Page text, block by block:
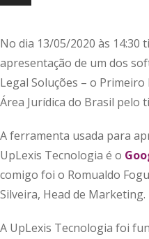
No dia 13/05/2020 às 14:30
apresentação de um dos
Legal Soluções – o
Área Jurídica do Brasil pelo
A ferramenta usada para
UpLexis Tecnologia é o
comigo foi o Romualdo
Silveira, Head de Marketing.
A UpLexis Tecnologia foi